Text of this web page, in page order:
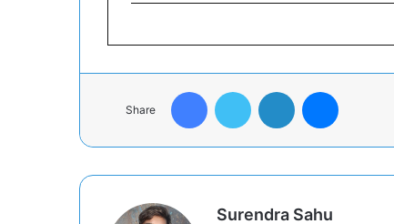
Share
FacebookTwitter LinkedIn
Surendra Sahu